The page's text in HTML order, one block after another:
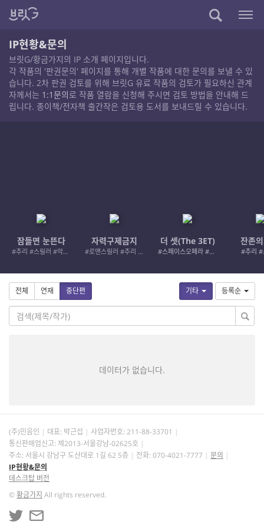
IP현황&문의
브릿G/황금가지의 IP 소개 페이지입니다.
각 작품의 '판권문의' 페이지를 통해 개별 작품에 대한 문의를 보낼 수 있
습니다. 2차 판권 검토를 위해 브릿G 유료 작품의 검토가 필요하신 관계
자께서는 1:1문의로 작품 열람을 신청해 주시면 검토 방법을 안내해 드
립니다. 종이책/전자책 출간작은 검토용 도서를 보내드릴 수 있습니다.
잠들면 눈뜬다
#추리 #스릴러 #악인 #로드레이지
자력구제금지
#로맨스릴러 #추리 #여성서사 #사적제재
더 셋(The 3ET)
#스페이스오페라 #우주활극
잔존
#추리 #
기타 등록순
전체 연재 중단편
데이터가 없습니다.
(주)민음인 대표: 박근섭 사업자번호: 211-88-33701
통신판매업신고: 제2013-서울강남-02625호
주소: 서울시 강남구 도산대로 1길 62 5층
전화: 070-4021-7777
문의
IP현황&문의
데스크탑 버전
©황금가지 All rights reserved.